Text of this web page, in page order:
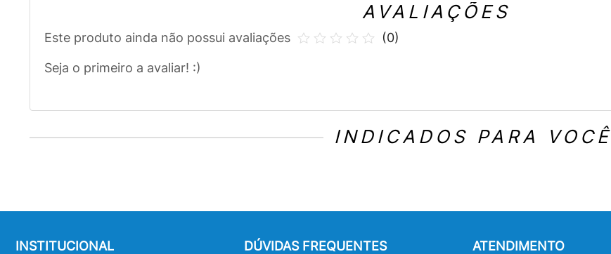
AVALIAÇÕES
Este produto ainda não possui avaliações
Seja o primeiro a avaliar! :)
(0)
INDICADOS PARA VOCÊ
INSTITUCIONAL DÚVIDAS FREQUENTES ATENDIMENTO